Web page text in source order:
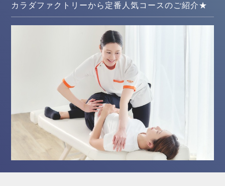
カラダファクトリーから定番人気コースのご紹介★